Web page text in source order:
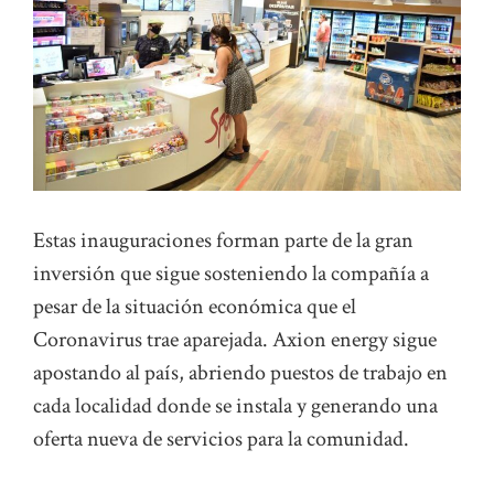
Estas inauguraciones forman parte de la gran
inversión que sigue sosteniendo la compañía a
pesar de la situación económica que el
Coronavirus trae aparejada. Axion energy sigue
apostando al país, abriendo puestos de trabajo en
cada localidad donde se instala y generando una
oferta nueva de servicios para la comunidad.